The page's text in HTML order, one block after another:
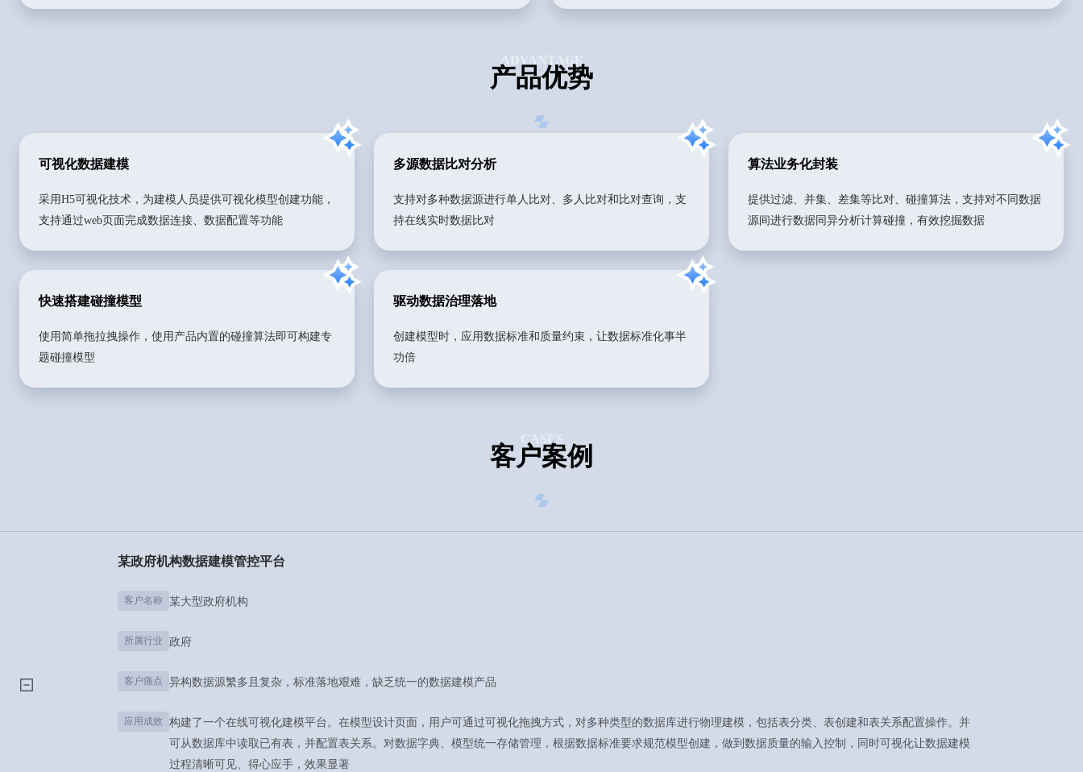
产品优势
ADVANTAGE
可视化数据建模
采用H5可视化技术，为建模人员提供可视化模型创建功能，
支持通过web页面完成数据连接、数据配置等功能
多源数据比对分析
支持对多种数据源进行单人比对、多人比对和比对查询，支
持在线实时数据比对
算法业务化封装
提供过滤、并集、差集等比对、碰撞算法，支持对不同数据
源间进行数据同异分析计算碰撞，有效挖掘数据
快速搭建碰撞模型
使用简单拖拉拽操作，使用产品内置的碰撞算法即可构建专
题碰撞模型
驱动数据治理落地
创建模型时，应用数据标准和质量约束，让数据标准化事半
功倍
客户案例
CASES
某政府机构数据建模管控平台
客户名称 某大型政府机构
所属行业 政府
客户痛点 异构数据源繁多且复杂，标准落地艰难，缺乏统一的数据建模产品
应用成效 构建了一个在线可视化建模平台。在模型设计页面，用户可通过可视化拖拽方式，对多种类型的数据库进行物理建模，包括表分类、表创建和表关系配置操作。并
可从数据库中读取已有表，并配置表关系。对数据字典、模型统一存储管理，根据数据标准要求规范模型创建，做到数据质量的输入控制，同时可视化让数据建模
过程清晰可见、得心应手，效果显著